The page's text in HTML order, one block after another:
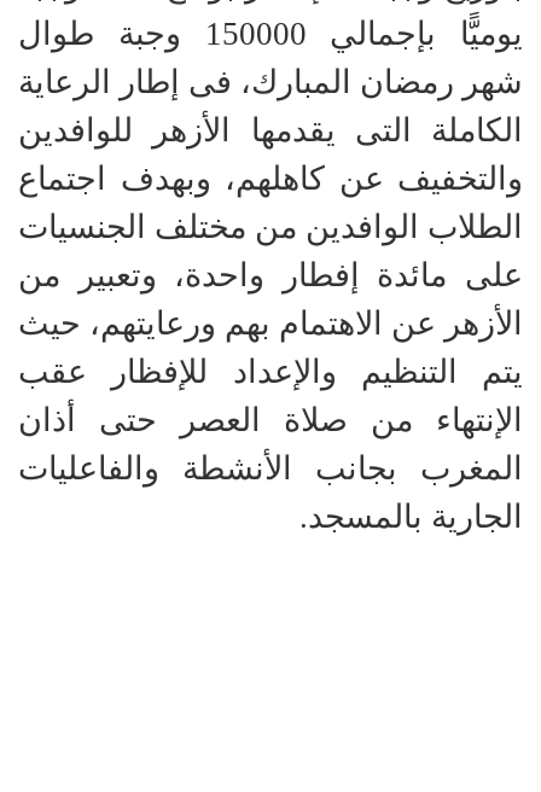
يوميًّا بإجمالي 150000 وجبة طوال
شهر رمضان المبارك، فى إطار الرعاية
الكاملة التى يقدمها الأزهر للوافدين
والتخفيف عن كاهلهم، وبهدف اجتماع
الطلاب الوافدين من مختلف الجنسيات
على مائدة إفطار واحدة، وتعبير من
الأزهر عن الاهتمام بهم ورعايتهم، حيث
يتم التنظيم والإعداد للإفظار عقب
الإنتهاء من صلاة العصر حتى أذان
المغرب بجانب الأنشطة والفاعليات
الجارية بالمسجد.